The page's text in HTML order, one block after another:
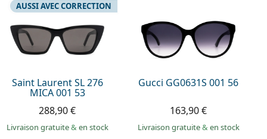
Saint Laurent SL 276
MICA 001 53
AUSSI AVEC CORRECTION
288,90 €
Livraison gratuite& en stock
Gucci GG0631S 001 56
163,90 €
Livraison gratuite& en stock